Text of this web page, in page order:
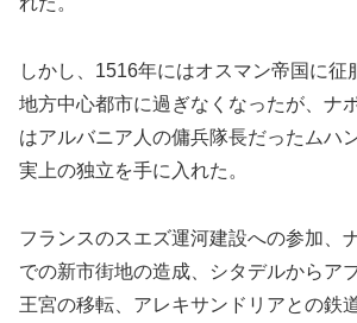
しかし、1516年にはオスマン帝国に征
地方中心都市に過ぎなくなったが、ナ
はアルバニア人の傭兵隊長だったムハ
実上の独立を手に入れた。
フランスのスエズ運河建設への参加、
での新市街地の造成、シタデルからア
王宮の移転、アレキサンドリアとの鉄